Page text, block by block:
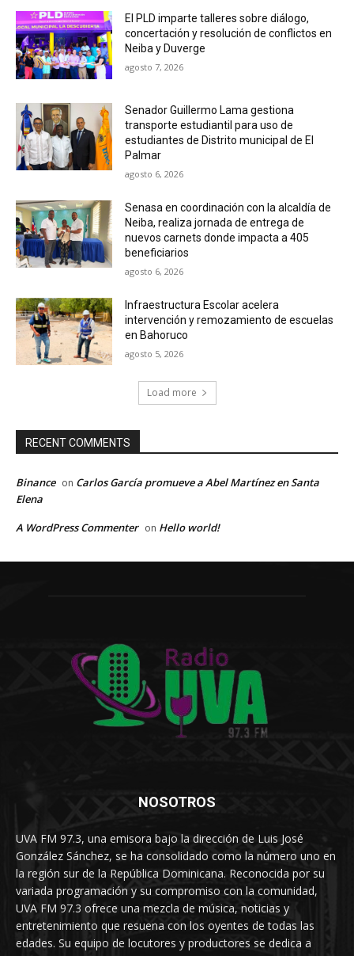
El PLD imparte talleres sobre diálogo,
concertación y resolución de conflictos en
Neiba y Duverge
agosto 7, 2026
Senador Guillermo Lama gestiona
transporte estudiantil para uso de
estudiantes de Distrito municipal de El
Palmar
agosto 6, 2026
Senasa en coordinación con la alcaldía de
Neiba, realiza jornada de entrega de
nuevos carnets donde impacta a 405
beneficiarios
agosto 6, 2026
Infraestructura Escolar acelera
intervención y remozamiento de escuelas
en Bahoruco
agosto 5, 2026
Load more
RECENT COMMENTS
Binance on Carlos García promueve a Abel Martínez en Santa
Elena
A WordPress Commenter on Hello world!
NOSOTROS
UVA FM 97.3, una emisora bajo la dirección de Luis José
González Sánchez, se ha consolidado como la número uno en
la región sur de la República Dominicana. Reconocida por su
variada programación y su compromiso con la comunidad,
UVA FM 97.3 ofrece una mezcla de música, noticias y
entretenimiento que resuena con los oyentes de todas las
edades. Su equipo de locutores y productores se dedica a